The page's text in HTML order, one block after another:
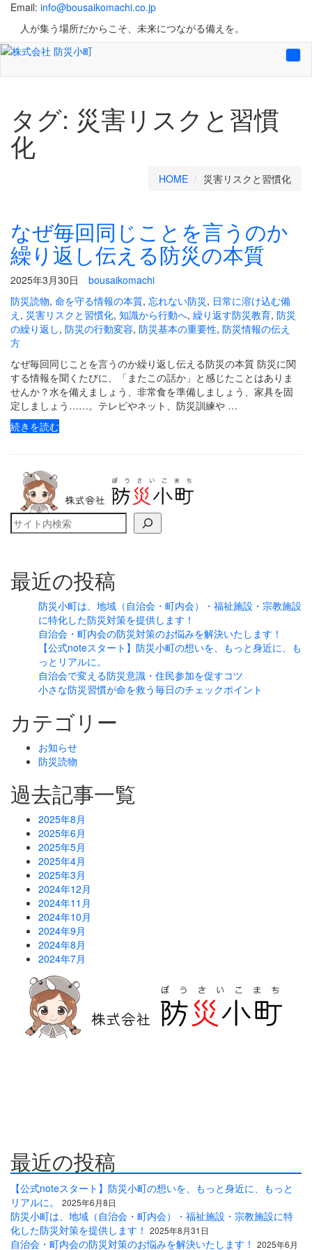
Email: info@bousaikomachi.co.jp
人が集う場所だからこそ、未来につながる備えを。
タグ: 災害リスクと習慣
化
HOME 災害リスクと習慣化
なぜ毎回同じことを言うのか
繰り返し伝える防災の本質
2025年3月30日
bousaikomachi
防災読物, 命を守る情報の本質, 忘れない防災, 日常に溶け込む備
え , 災害リスクと習慣化, 知識から行動へ, 繰り返す防災教育, 防災
の繰り返し, 防災の行動変容, 防災基本の重要性, 防災情報の伝え
方
なぜ毎回同じことを言うのか繰り返し伝える防災の本質 防災に関
する情報を聞くたびに、「またこの話か」と感じたことはありま
せんか？水を備えましょう、非常食を準備しましょう、家具を固
定しましょう……。テレビやネット、防災訓練や …
続きを読む
検索
最近の投稿
防災小町は、地域（自治会・町内会）・福祉施設・宗教施設
に特化した防災対策を提供します！
自治会・町内会の防災対策のお悩みを解決いたします！
【公式noteスタート】防災小町の想いを、もっと身近に、も
っとリアルに。
自治会で変える防災意識・住民参加を促すコツ
小さな防災習慣が命を救う毎日のチェックポイント
カテゴリー
お知らせ
防災読物
過去記事一覧
2025年8月
2025年6月
2025年5月
2025年4月
2025年3月
2024年12月
2024年11月
2024年10月
2024年9月
2024年8月
2024年7月
最近の投稿
【公式noteスタート】防災小町の想いを、もっと身近に、もっと
リアルに。
2025年6月8日
防災小町は、地域（自治会・町内会）・福祉施設・宗教施設に特
化した防災対策を提供します！ 2025年8月31日
自治会・町内会の防災対策のお悩みを解決いたします！ 2025年6月